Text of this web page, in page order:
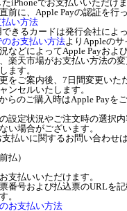
iPhoneでお支払いいただけま
前に、Apple Payの認証を行
払い方法
きるカードは発行会社によ
のお支払い方法よりAppleのサ
などによってApple Payおよ
楽天市場がお支払い方法の
ます。
をご案内後、7日間変更いた
ンセルいたします。
らのご購入時はApple Payを
設定状況やご注文時の選択
い場合がございます。
払いに関するお問い合わせは
払）
支払いいただけます。
番号および払込票のURLを
。
お支払い方法